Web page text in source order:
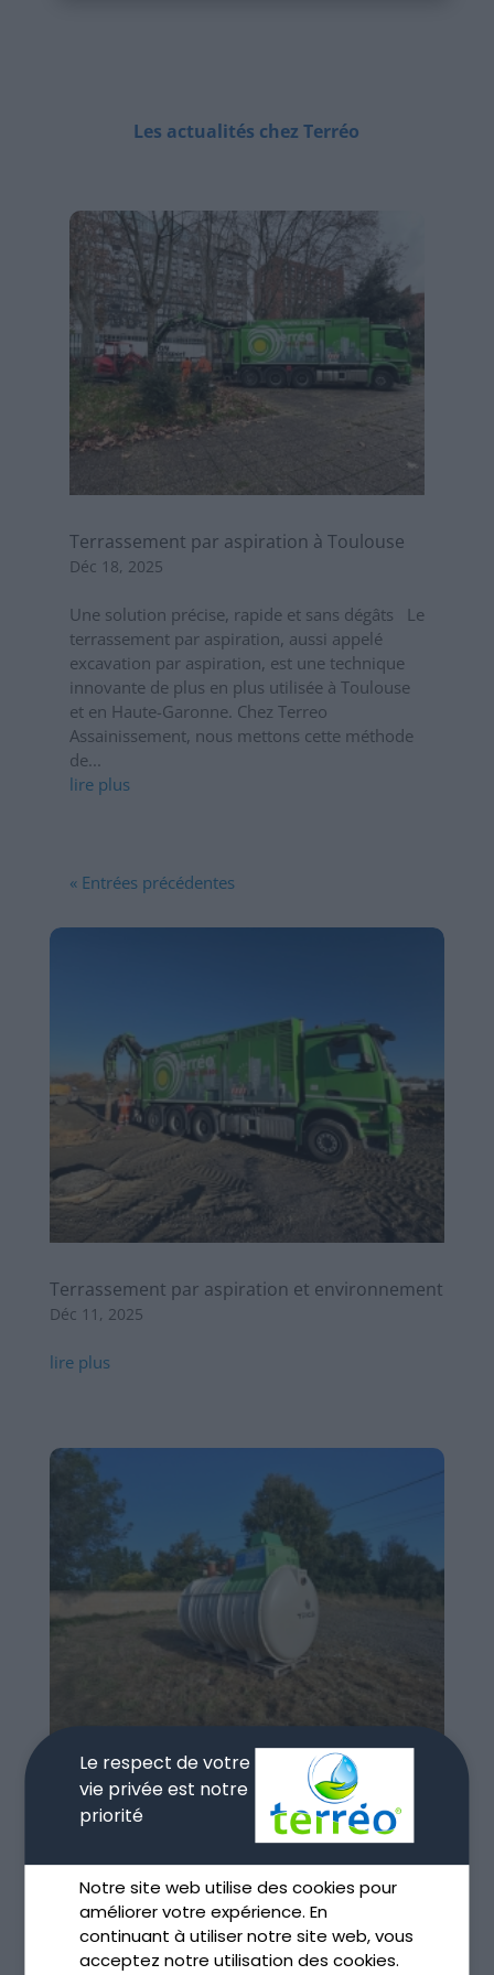
Le respect de votre
vie privée est notre
priorité
Notre site web utilise des cookies pour
améliorer votre expérience. En
continuant à utiliser notre site web, vous
acceptez notre utilisation des cookies.
Les actualités chez Terréo
Terrassement par aspiration à Toulouse
Déc 18, 2025
Une solution précise, rapide et sans dégâts Le
terrassement par aspiration, aussi appelé
excavation par aspiration, est une technique
innovante de plus en plus utilisée à Toulouse
et en Haute-Garonne. Chez Terreo
Assainissement, nous mettons cette méthode
de...
lire plus
« Entrées précédentes
Terrassement par aspiration et environnement
Déc 11, 2025
lire plus
Assainissement non collectif à Toulouse
lire plus